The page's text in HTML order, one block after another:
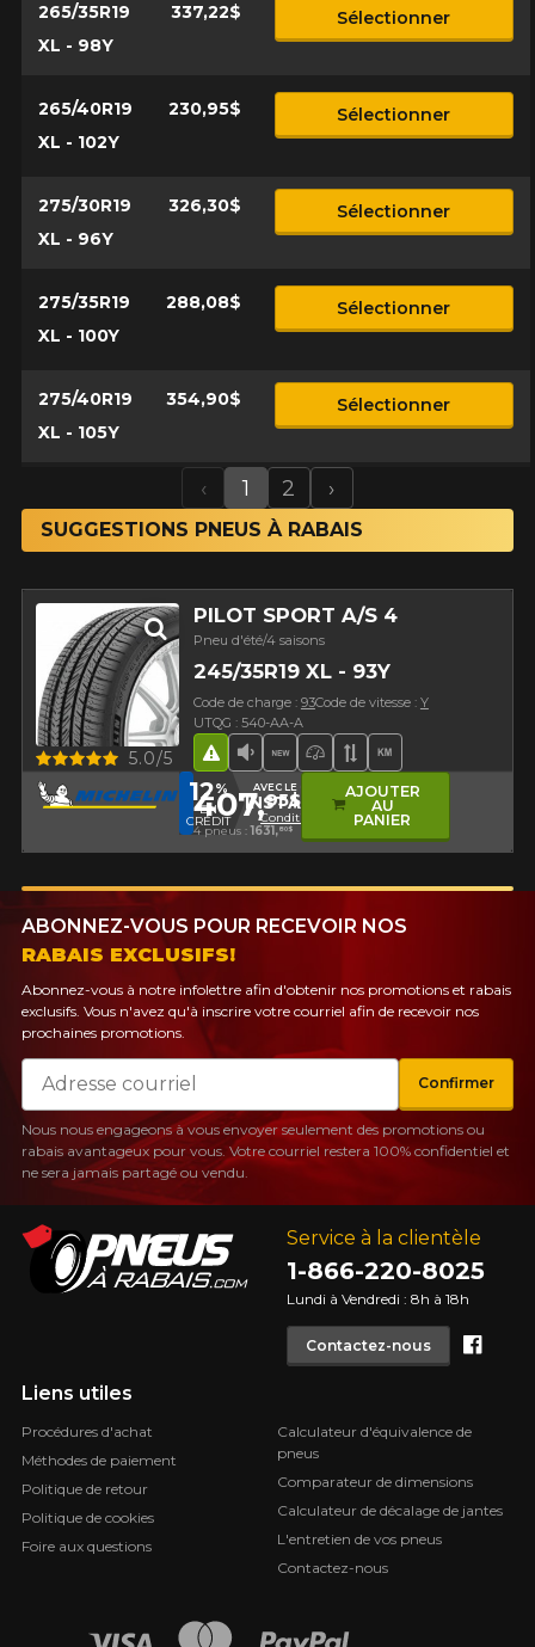
265/35R19
XL - 98Y
337,22$ Sélectionner
265/40R19
XL - 102Y
230,95$ Sélectionner
275/30R19
XL - 96Y
326,30$ Sélectionner
275/35R19
XL - 100Y
288,08$ Sélectionner
275/40R19
XL - 105Y
354,90$ Sélectionner
Previous
‹ 1 2 Next
›
SUGGESTIONS PNEUS À RABAIS
PILOT SPORT A/S 4
Pneu d'été/4 saisons
245/35R19 XL - 93Y
Code de charge : 93Code de vitesse : Y
UTQG : 540-AA-A
Faible niveau sonore
Nouveau produit
Pneu haute
Bande de
Haut
Hasard routier
Aperçu 5.0/5
12%
EN
CRÉDIT
AVEC LE CODE
INSTALL12
Conditions
407,95$
4 pneus : 1631,80$
AJOUTER
AU
PANIER
Service à la clientèle
1-866-220-8025
Lundi à Vendredi : 8h à 18h
Contactez-nous
Liens utiles
Procédures d'achat
Méthodes de paiement
Politique de retour
Politique de cookies
Foire aux questions
Calculateur d'équivalence de
pneus
Comparateur de dimensions
Calculateur de décalage de jantes
L'entretien de vos pneus
Contactez-nous
ABONNEZ-VOUS POUR RECEVOIR NOS
RABAIS EXCLUSIFS!
Abonnez-vous à notre infolettre afin d'obtenir nos promotions et rabais
exclusifs. Vous n'avez qu'à inscrire votre courriel afin de recevoir nos
prochaines promotions.
Courriel
Confirmer
Nous nous engageons à vous envoyer seulement des promotions ou
rabais avantageux pour vous. Votre courriel restera 100% confidentiel et
ne sera jamais partagé ou vendu.